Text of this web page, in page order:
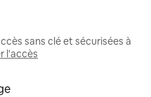
sans clé et sécurisées à
l'accès